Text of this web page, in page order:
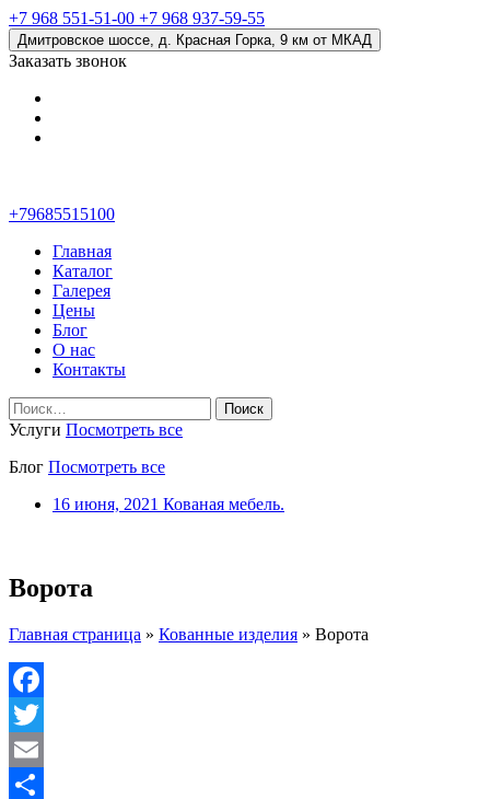
+7 968 551-51-00 +7 968 937-59-55
Дмитровское шоссе, д. Красная Горка, 9 км от МКАД
Заказать звонок
+79685515100
Главная
Каталог
Галерея
Цены
Блог
О нас
Контакты
Найти:
Услуги Посмотреть все
Блог Посмотреть все
16 июня, 2021 Кованая мебель.
Ворота
Главная страница » Кованные изделия » Ворота
Facebook
Twitter
Email